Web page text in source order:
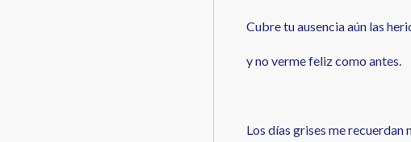
Cubre tu ausencia aún las
y no verme feliz como antes.
Los días grises me recuerdan